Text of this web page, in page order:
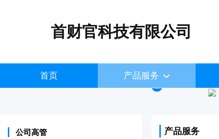
首财官科技有限公司
首页 产品服务
公司高管 产品服务